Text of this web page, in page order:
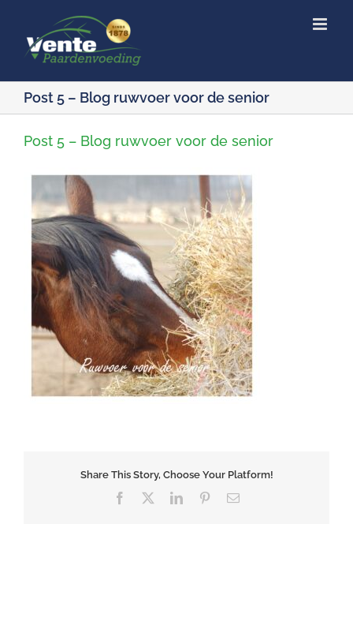
inhoud
Post 5 – Blog ruwvoer voor de senior
Post 5 – Blog ruwvoer voor de senior
Share This Story, Choose Your Platform!
Facebook LinkedInPinterest
E-